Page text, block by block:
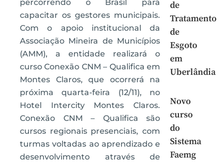
percorrendo o Brasil para
capacitar os gestores municipais.
Com o apoio institucional da
Associação Mineira de Municípios
(AMM), a entidade realizará o
curso Conexão CNM – Qualifica em
Montes Claros, que ocorrerá na
próxima quarta-feira (12/11), no
Hotel Intercity Montes Claros.
Conexão CNM – Qualifica são
cursos regionais presenciais, com
turmas voltadas ao aprendizado e
desenvolvimento através de
de
Tratamento
de
Esgoto
em
Uberlândia
Novo
curso
do
Sistema
Faemg